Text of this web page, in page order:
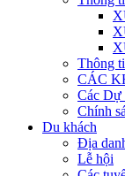
Thông
CÁC
Các
Chính
Du khách
Địa
Lễ hội